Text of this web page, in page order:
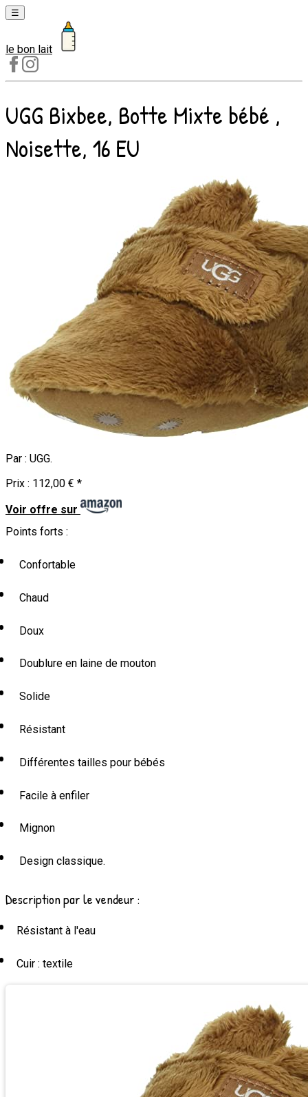
☰
Laits
1er
âge
Laits
2e
âge
le bon lait
UGG Bixbee, Botte Mixte bébé ,
Noisette, 16 EU
Par : UGG.
Prix : 112,00 € *
Voir offre sur
Points forts :
Confortable
Chaud
Doux
Doublure en laine de mouton
Solide
Résistant
Différentes tailles pour bébés
Facile à enfiler
Mignon
Design classique.
Description par le vendeur :
Résistant à l'eau
Cuir : textile